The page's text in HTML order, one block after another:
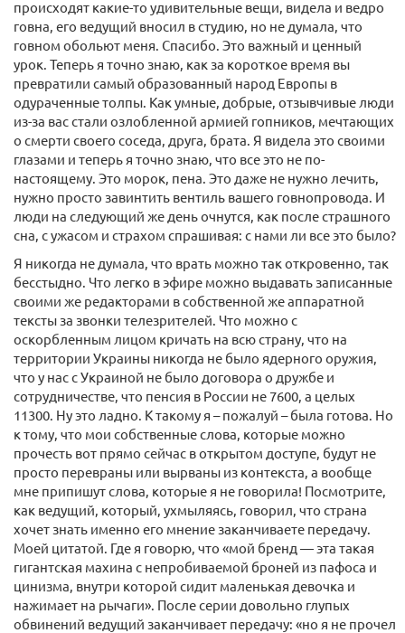
происходят какие-то удивительные вещи, видела и ведро
говна, его ведущий вносил в студию, но не думала, что
говном обольют меня. Спасибо. Это важный и ценный
урок. Теперь я точно знаю, как за короткое время вы
превратили самый образованный народ Европы в
одураченные толпы. Как умные, добрые, отзывчивые люди
из-за вас стали озлобленной армией гопников, мечтающих
о смерти своего соседа, друга, брата. Я видела это своими
глазами и теперь я точно знаю, что все это не по-
настоящему. Это морок, пена. Это даже не нужно лечить,
нужно просто завинтить вентиль вашего говнопровода. И
люди на следующий же день очнутся, как после страшного
сна, с ужасом и страхом спрашивая: с нами ли все это было?
Я никогда не думала, что врать можно так откровенно, так
бесстыдно. Что легко в эфире можно выдавать записанные
своими же редакторами в собственной же аппаратной
тексты за звонки телезрителей. Что можно с
оскорбленным лицом кричать на всю страну, что на
территории Украины никогда не было ядерного оружия,
что у нас с Украиной не было договора о дружбе и
сотрудничестве, что пенсия в России не 7600, а целых
11300. Ну это ладно. К такому я – пожалуй – была готова. Но
к тому, что мои собственные слова, которые можно
прочесть вот прямо сейчас в открытом доступе, будут не
просто перевраны или вырваны из контекста, а вообще
мне припишут слова, которые я не говорила! Посмотрите,
как ведущий, который, ухмыляясь, говорил, что страна
хочет знать именно его мнение заканчиваете передачу.
Моей цитатой. Где я говорю, что «мой бренд — эта такая
гигантская махина с непробиваемой броней из пафоса и
цинизма, внутри которой сидит маленькая девочка и
нажимает на рычаги». После серии довольно глупых
обвинений ведущий заканчивает передачу: «но я не прочел